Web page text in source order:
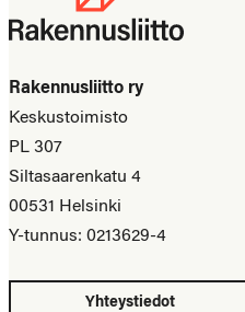
Rakennusliitto ry
Keskustoimisto
PL 307
Siltasaarenkatu 4
00531 Helsinki
Y-tunnus: 0213629-4
Yhteystiedot